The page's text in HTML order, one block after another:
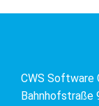
CWS Software
Bahnhofstraße